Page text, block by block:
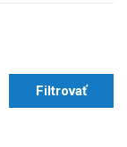
Filtrovať